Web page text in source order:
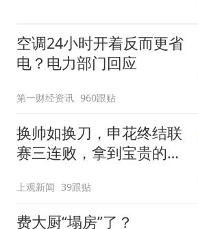
空调24小时开着反而更省
电？电力部门回应
第一财经资讯 960跟贴
换帅如换刀，申花终结联
赛三连败，拿到宝贵的续
上观新闻 39跟贴
费大厨“塌房”了？